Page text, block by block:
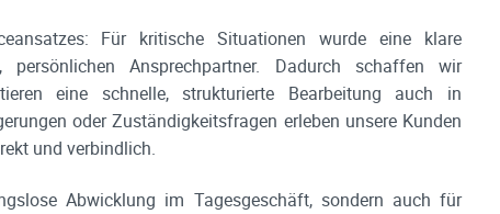
Für kritische Situationen wurde eine klare
Ansprechpartner. Dadurch schaffen wir
eine schnelle, strukturierte Bearbeitung auch in
oder Zuständigkeitsfragen erleben unsere Kunden
und verbindlich.
Abwicklung im Tagesgeschäft, sondern auch für